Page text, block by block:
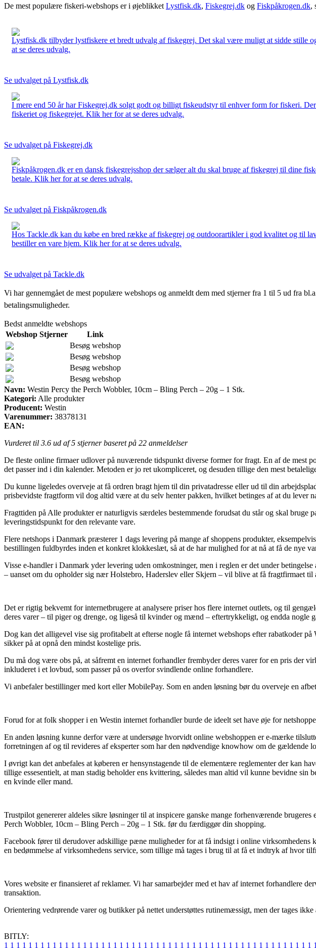
De mest populære fiskeri-webshops er i øjeblikket Lystfisk.dk, Fiskegrej.dk og Fiskpåkrogen.dk,
Lystfisk.dk tilbyder lystfiskere et bredt udvalg af fiskegrej. Det skal være muligt at sidde stille
at se deres udvalg.
Se udvalget på Lystfisk.dk
I mere end 50 år har Fiskegrej.dk solgt godt og billigt fiskeudstyr til enhver form for fiskeri.
fiskeriet og fiskegrejet. Klik her for at se deres udvalg.
Se udvalget på Fiskegrej.dk
Fiskpåkrogen.dk er en dansk fiskegrejsshop der sælger alt du skal bruge af fiskegrej til dine
betale. Klik her for at se deres udvalg.
Se udvalget på Fiskpåkrogen.dk
Hos Tackle.dk kan du købe en bred række af fiskegrej og outdoorartikler i god kvalitet og til
bestiller en vare hjem. Klik her for at se deres udvalg.
Se udvalget på Tackle.dk
Vi har gennemgået de mest populære webshops og anmeldt dem med stjerner fra 1 til 5 ud fra
betalingsmuligheder.
Bedst anmeldte webshops
Webshop Stjerner
Link
Besøg webshop
Besøg webshop
Besøg webshop
Besøg webshop
Navn: Westin Percy the Perch Wobbler, 10cm – Bling Perch – 20g – 1 Stk.
Kategori: Alle produkter
Producent: Westin
Varenummer: 38378131
EAN:
Vurderet til 3.6 ud af 5 stjerner baseret på 22 anmeldelser
De fleste online firmaer udlover på nuværende tidspunkt diverse former for fragt. En af de mest
det passer ind i din kalender. Metoden er jo ret ukompliceret, og desuden tillige den mest
Du kunne ligeledes overveje at få ordren bragt hjem til din privatadresse eller ud til din
prisbevidste fragtform vil dog altid være at du selv henter pakken, hvilket betinges af at du lever
Fragttiden på Alle produkter er naturligvis særdeles bestemmende forudsat du står og skal
leveringstidspunkt for den relevante vare.
Flere netshops i Danmark præsterer 1 dags levering på mange af shoppens produkter,
bestillingen fuldbyrdes inden et konkret klokkeslæt, så at de har mulighed for at nå at få de nye
Visse e-handler i Danmark yder levering uden omkostninger, men i reglen er det under
– uanset om du opholder sig nær Holstebro, Haderslev eller Skjern – vil blive at få fragtfirmaet til
Det er rigtig bekvemt for internetbrugere at analysere priser hos flere internet outlets, og til
deres varer – til piger og drenge, og ligeså til kvinder og mænd – eftertrykkeligt, og endda nogle
Dog kan det alligevel vise sig profitabelt at efterse nogle få internet webshops efter rabatkoder
sikker på at opnå den mindst kostelige pris.
Du må dog være obs på, at såfremt en internet forhandler frembyder deres varer for en pris der
inkluderet i et lovbud, som passer på os overfor svindlende online forhandlere.
Vi anbefaler bestillinger med kort eller MobilePay. Som en anden løsning bør du overveje en
Forud for at folk shopper i en Westin internet forhandler burde de ideelt set have øje for
En anden løsning kunne derfor være at undersøge hvorvidt online webshoppen er e-mærke
forretningen af og til revideres af eksperter som har den nødvendige knowhow om de
I øvrigt kan det anbefales at køberen er hensynstagende til de elementære reglementer der kan
tillige essesentielt, at man stadig beholder ens kvittering, således man altid vil kunne bevidne
en kvinde eller mand.
Trustpilot genererer aldeles sikre løsninger til at inspicere ganske mange forhenværende
Perch Wobbler, 10cm – Bling Perch – 20g – 1 Stk. før du færdiggør din shopping.
Facebook fører til derudover adskillige pæne muligheder for at få indsigt i online
en bedømmelse af virksomhedens service, som tillige må tages i brug til at få et indtryk af hvor
Vores website er finansieret af reklamer. Vi har samarbejder med et hav af internet forhandlere
transaktion.
Orientering vedrørende varer og butikker på nettet understøttes rutinemæssigt, men der tages
BITLY:
1 1 1 1 1 1 1 1 1 1 1 1 1 1 1 1 1 1 1 1 1 1 1 1 1 1 1 1 1 1 1 1 1 1 1 1 1 1 1 1 1 1 1 1 1 1 1 1 1 1 1 1